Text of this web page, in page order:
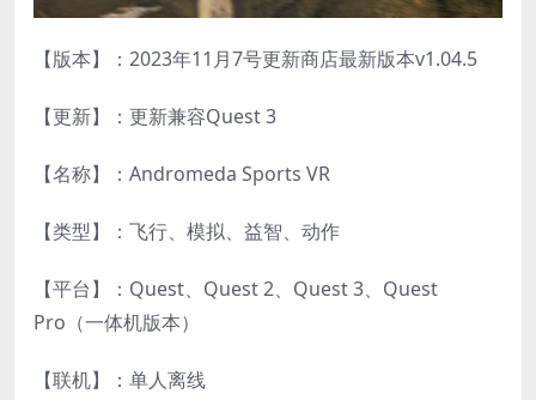
【版本】：2023年11月7号更新商店最新版本v1.04.5
【更新】：更新兼容Quest 3
【名称】：Andromeda Sports VR
【类型】：飞行、模拟、益智、动作
【平台】：Quest、Quest 2、Quest 3、Quest
Pro（一体机版本）
【联机】：单人离线